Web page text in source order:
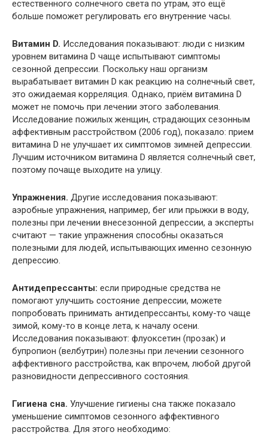
естественного солнечного света по утрам, это ещё
больше поможет регулировать его внутренние часы.
Витамин D. Исследования показывают: люди с низким
уровнем витамина D чаще испытывают симптомы
сезонной депрессии. Поскольку наш организм
вырабатывает витамин D как реакцию на солнечный свет,
это ожидаемая корреляция. Однако, приём витамина D
может не помочь при лечении этого заболевания.
Исследование пожилых женщин, страдающих сезонным
аффективным расстройством (2006 год), показало: прием
витамина D не улучшает их симптомов зимней депрессии.
Лучшим источником витамина D является солнечный свет,
поэтому почаще выходите на улицу.
Упражнения. Другие исследования показывают:
аэробные упражнения, например, бег или прыжки в воду,
полезны при лечении внесезонной депрессии, а эксперты
считают — такие упражнения способны оказаться
полезными для людей, испытывающих именно сезонную
депрессию.
Антидепрессанты: если природные средства не
помогают улучшить состояние депрессии, можете
попробовать принимать антидепрессанты, кому-то чаще
зимой, кому-то в конце лета, к началу осени.
Исследования показывают: флуоксетин (прозак) и
бупропион (велбутрин) полезны при лечении сезонного
аффективного расстройства, как впрочем, любой другой
разновидности депрессивного состояния.
Гигиена сна. Улучшение гигиены сна также показало
уменьшение симптомов сезонного аффективного
расстройства. Для этого необходимо: